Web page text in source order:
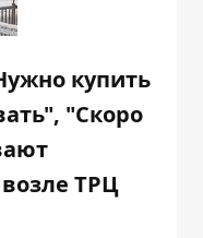
купить
"Скоро
ТРЦ